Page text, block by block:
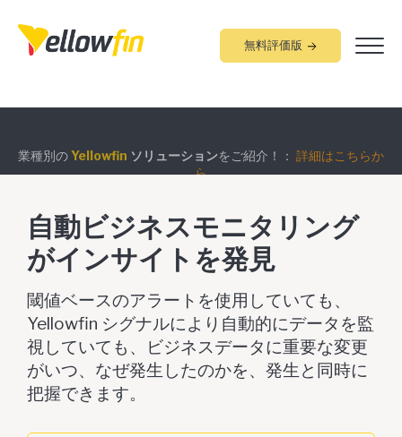
無料評価版
自動ビジネスモニタリング
がインサイトを発見
閾値ベースのアラートを使用していても、
Yellowfin シグナルにより自動的にデータを監
視していても、ビジネスデータに重要な変更
がいつ、なぜ発生したのかを、発生と同時に
把握できます。